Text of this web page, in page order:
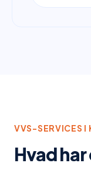
VVS-SERVICES I
Hvad